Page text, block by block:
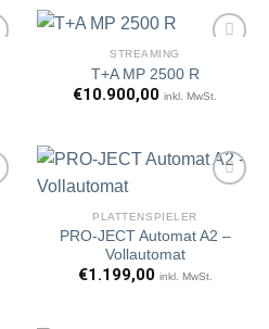
STREAMING
T+A MP 2500 R
€10.900,00 inkl. MwSt.
PLATTENSPIELER
PRO-JECT Automat A2 –
Vollautomat
€1.199,00 inkl. MwSt.